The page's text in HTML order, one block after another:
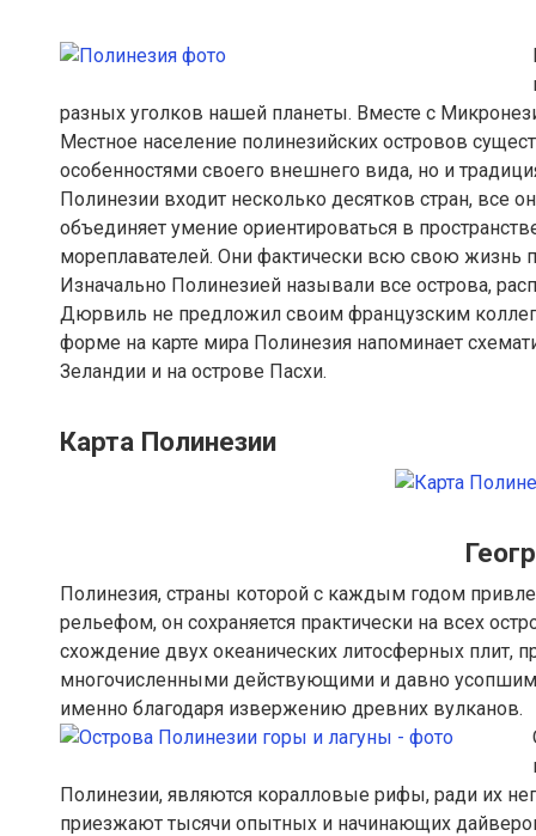
разных уголков нашей планеты. Вместе с
Местное население полинезийских островов
особенностями своего внешнего вида, но и
Полинезии входит несколько десятков стран, все
объединяет умение ориентироваться в
мореплавателей. Они фактически всю свою жизнь
Изначально Полинезией называли все острова,
Дюрвиль не предложил своим французским
форме на карте мира Полинезия напоминает
Зеландии и на острове Пасхи.
Карта Полинезии
Полинезия, страны которой с каждым годом
рельефом, он сохраняется практически на всех
схождение двух океанических литосферных плит,
многочисленными действующими и давно
именно благодаря извержению древних вулканов.
Полинезии, являются коралловые рифы, ради их
приезжают тысячи опытных и начинающих